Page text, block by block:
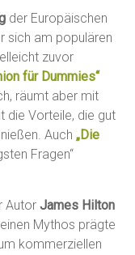
der Europäischen
sich am populären
zuvor
für Dummies“
räumt aber mit
die Vorteile, die gut
Auch„Die
Fragen“
AutorJames Hilton
Mythos prägte
kommerziellen